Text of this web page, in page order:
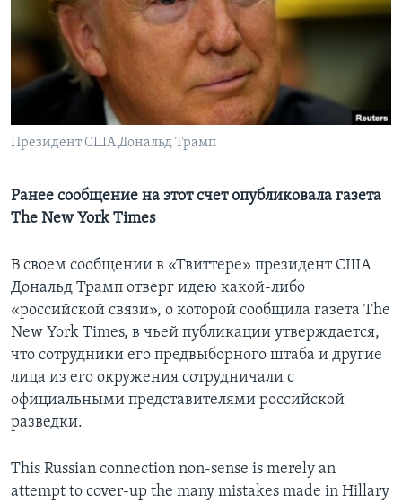
Learning English
СОЦИАЛЬНЫЕ СЕТИ
Президент США Дональд Трамп
Ранее сообщение на этот счет опубликовала газета
The New York Times
В своем сообщении в «Твиттере» президент США
Дональд Трамп отверг идею какой-либо
«российской связи», о которой сообщила газета The
New York Times, в чьей публикации утверждается,
что сотрудники его предвыборного штаба и другие
лица из его окружения сотрудничали с
официальными представителями российской
разведки.
This Russian connection non-sense is merely an
attempt to cover-up the many mistakes made in Hillary